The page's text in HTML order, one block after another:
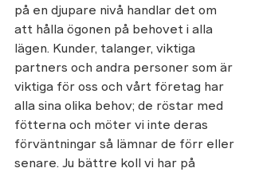
på en djupare nivå handlar det om
att hålla ögonen på behovet i alla
lägen. Kunder, talanger, viktiga
partners och andra personer som är
viktiga för oss och vårt företag har
alla sina olika behov; de röstar med
fötterna och möter vi inte deras
förväntningar så lämnar de förr eller
senare. Ju bättre koll vi har på